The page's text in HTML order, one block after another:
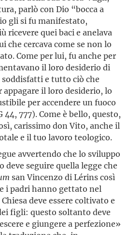
parlò con Dio “bocca a
gli si fu manifestato,
ricevere quei baci e anelava
che cercava come se non lo
Come per lui, fu anche per
il loro desiderio di
e tutto ciò che
appagare il loro desiderio, lo
per accendere un fuoco
44, 777). Come è bello, questo,
carissimo don Vito, anche il
e il tuo lavoro teologico.
avvertendo che lo sviluppo
deve seguire quella legge che
san Vincenzo di Lérins così
i padri hanno gettato nel
deve essere coltivato e
figli: questo soltanto deve
e giungere a perfezione»